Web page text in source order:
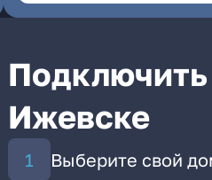
Подключить
Ижевске
Выберите свой